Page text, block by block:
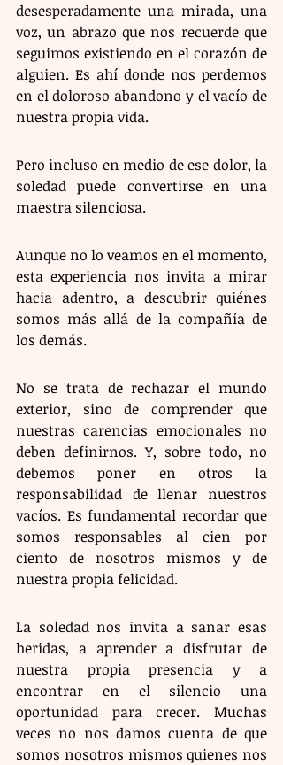
desesperadamente una mirada, una
voz, un abrazo que nos recuerde que
seguimos existiendo en el corazón de
alguien. Es ahí donde nos perdemos
en el doloroso abandono y el vacío de
nuestra propia vida.
Pero incluso en medio de ese dolor, la
soledad puede convertirse en una
maestra silenciosa.
Aunque no lo veamos en el momento,
esta experiencia nos invita a mirar
hacia adentro, a descubrir quiénes
somos más allá de la compañía de
los demás.
No se trata de rechazar el mundo
exterior, sino de comprender que
nuestras carencias emocionales no
deben definirnos. Y, sobre todo, no
debemos poner en otros la
responsabilidad de llenar nuestros
vacíos. Es fundamental recordar que
somos responsables al cien por
ciento de nosotros mismos y de
nuestra propia felicidad.
La soledad nos invita a sanar esas
heridas, a aprender a disfrutar de
nuestra propia presencia y a
encontrar en el silencio una
oportunidad para crecer. Muchas
veces no nos damos cuenta de que
somos nosotros mismos quienes nos